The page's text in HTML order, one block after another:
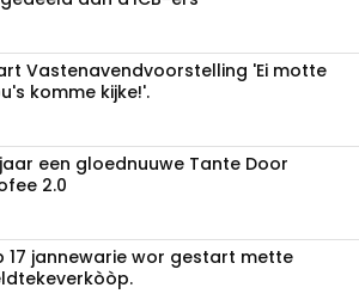
Vastenavendvoorstelling 'Ei motte
komme kijke!'.
een gloednuuwe Tante Door
2.0
17 jannewarie wor gestart mette